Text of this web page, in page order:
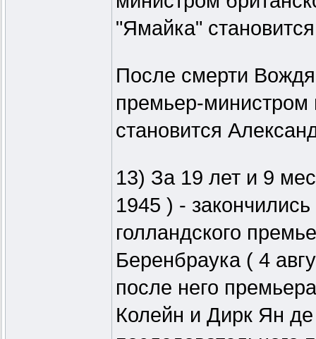
"Ямайка"
После смерти
премьер-
становится
13) За 19 лет и 9
1945 ) -
голландского
Беренбраука ( 4
после него
Колейн и Дирк Ян